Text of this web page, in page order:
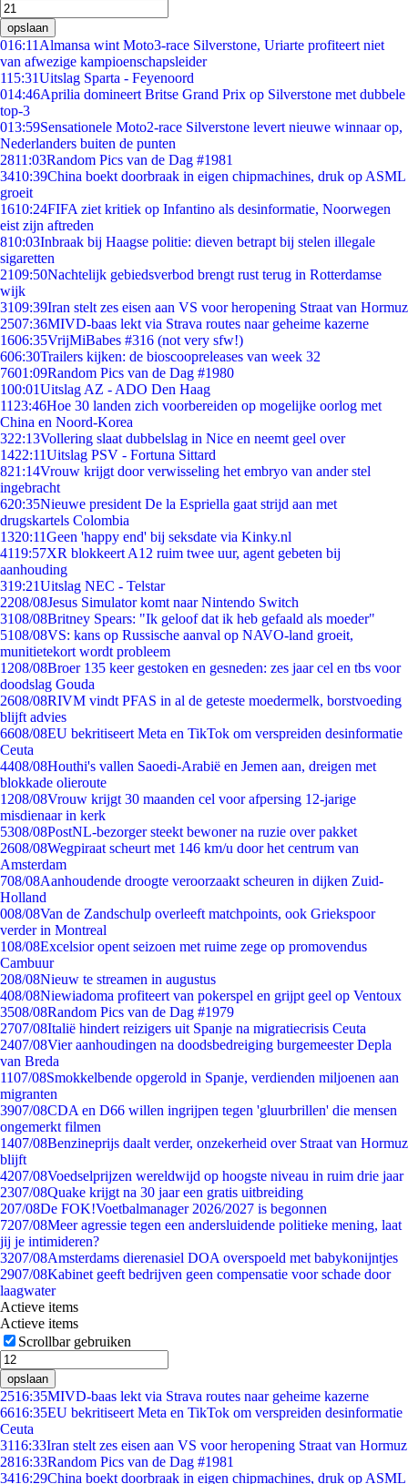
opslaan
016:11 Almansa wint Moto3-race Silverstone, Uriarte profiteert niet
van afwezige kampioenschapsleider
115:31Uitslag Sparta - Feyenoord
014:46Aprilia domineert Britse Grand Prix op Silverstone met dubbele
top-3
013:59Sensationele Moto2-race Silverstone levert nieuwe winnaar op,
Nederlanders buiten de punten
2811:03Random Pics van de Dag #1981
3410:39China boekt doorbraak in eigen chipmachines, druk op ASML
groeit
1610:24FIFA ziet kritiek op Infantino als desinformatie, Noorwegen
eist zijn aftreden
810:03Inbraak bij Haagse politie: dieven betrapt bij stelen illegale
sigaretten
2109:50Nachtelijk gebiedsverbod brengt rust terug in Rotterdamse
wijk
3109:39Iran stelt zes eisen aan VS voor heropening Straat van Hormuz
2507:36MIVD-baas lekt via Strava routes naar geheime kazerne
1606:35VrijMiBabes #316 (not very sfw!)
606:30Trailers kijken: de bioscoopreleases van week 32
7601:09Random Pics van de Dag #1980
100:01Uitslag AZ - ADO Den Haag
11 23:46Hoe 30 landen zich voorbereiden op mogelijke oorlog met
China en Noord-Korea
322:13Vollering slaat dubbelslag in Nice en neemt geel over
1422:11Uitslag PSV - Fortuna Sittard
821:14Vrouw krijgt door verwisseling het embryo van ander stel
ingebracht
620:35Nieuwe president De la Espriella gaat strijd aan met
drugskartels Colombia
1320:11Geen 'happy end' bij seksdate via Kinky.nl
4119:57XR blokkeert A12 ruim twee uur, agent gebeten bij
aanhouding
319:21Uitslag NEC - Telstar
2208/08Jesus Simulator komt naar Nintendo Switch
3108/08Britney Spears: "Ik geloof dat ik heb gefaald als moeder"
5108/08VS: kans op Russische aanval op NAVO-land groeit,
munitietekort wordt probleem
1208/08Broer 135 keer gestoken en gesneden: zes jaar cel en tbs voor
doodslag Gouda
2608/08RIVM vindt PFAS in al de geteste moedermelk, borstvoeding
blijft advies
6608/08EU bekritiseert Meta en TikTok om verspreiden desinformatie
Ceuta
4408/08Houthi's vallen Saoedi-Arabië en Jemen aan, dreigen met
blokkade olieroute
1208/08Vrouw krijgt 30 maanden cel voor afpersing 12-jarige
misdienaar in kerk
5308/08PostNL-bezorger steekt bewoner na ruzie over pakket
2608/08Wegpiraat scheurt met 146 km/u door het centrum van
Amsterdam
708/08Aanhoudende droogte veroorzaakt scheuren in dijken Zuid-
Holland
008/08Van de Zandschulp overleeft matchpoints, ook Griekspoor
verder in Montreal
108/08Excelsior opent seizoen met ruime zege op promovendus
Cambuur
208/08Nieuw te streamen in augustus
408/08Niewiadoma profiteert van pokerspel en grijpt geel op Ventoux
3508/08Random Pics van de Dag #1979
2707/08Italië hindert reizigers uit Spanje na migratiecrisis Ceuta
2407/08Vier aanhoudingen na doodsbedreiging burgemeester Depla
van Breda
1107/08Smokkelbende opgerold in Spanje, verdienden miljoenen aan
migranten
3907/08CDA en D66 willen ingrijpen tegen 'gluurbrillen' die mensen
ongemerkt filmen
1407/08Benzineprijs daalt verder, onzekerheid over Straat van Hormuz
blijft
4207/08Voedselprijzen wereldwijd op hoogste niveau in ruim drie jaar
2307/08Quake krijgt na 30 jaar een gratis uitbreiding
207/08De FOK!Voetbalmanager 2026/2027 is begonnen
7207/08Meer agressie tegen een andersluidende politieke mening, laat
jij je intimideren?
3207/08Amsterdams dierenasiel DOA overspoeld met babykonijntjes
2907/08Kabinet geeft bedrijven geen compensatie voor schade door
laagwater
Actieve items
Actieve items
Scrollbar gebruiken
opslaan
2516:35MIVD-baas lekt via Strava routes naar geheime kazerne
6616:35EU bekritiseert Meta en TikTok om verspreiden desinformatie
Ceuta
3116:33Iran stelt zes eisen aan VS voor heropening Straat van Hormuz
2816:33Random Pics van de Dag #1981
3416:29China boekt doorbraak in eigen chipmachines, druk op ASML